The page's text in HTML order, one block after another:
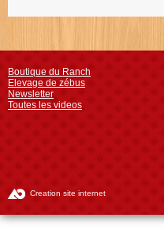
Boutique du Ranch
Elevage de zébus
Newsletter
Toutes les videos
Creation site internet